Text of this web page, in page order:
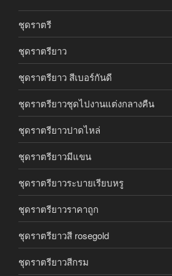
ชุดราตรี
ชุดราตรียาว
ชุดราตรียาว สีเบอร์กันดี
ชุดราตรียาวชุดไปงานแต่งกลางคืน
ชุดราตรียาวปาดไหล่
ชุดราตรียาวมีแขน
ชุดราตรียาวระบายเรียบหรู
ชุดราตรียาวราคาถูก
ชุดราตรียาวสี rosegold
ชุดราตรียาวสีกรม